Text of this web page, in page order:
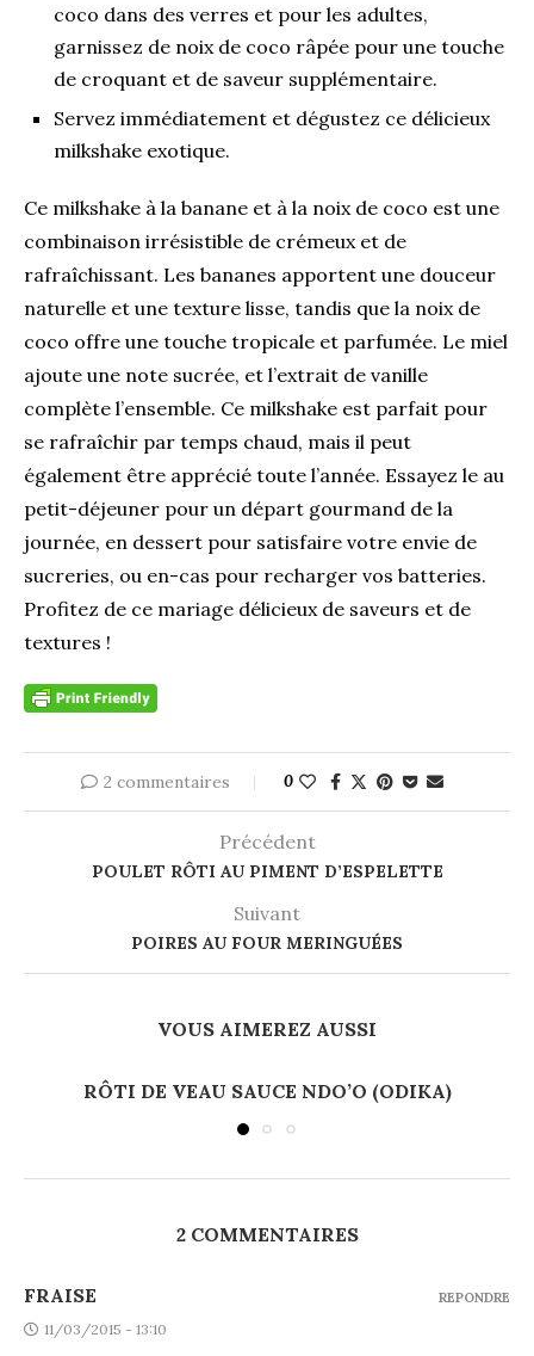
coco dans des verres et pour les adultes,
garnissez de noix de coco râpée pour une touche
de croquant et de saveur supplémentaire.
Servez immédiatement et dégustez ce délicieux
milkshake exotique.
Ce milkshake à la banane et à la noix de coco est une
combinaison irrésistible de crémeux et de
rafraîchissant. Les bananes apportent une douceur
naturelle et une texture lisse, tandis que la noix de
coco offre une touche tropicale et parfumée. Le miel
ajoute une note sucrée, et l’extrait de vanille
complète l’ensemble. Ce milkshake est parfait pour
se rafraîchir par temps chaud, mais il peut
également être apprécié toute l’année. Essayez le au
petit-déjeuner pour un départ gourmand de la
journée, en dessert pour satisfaire votre envie de
sucreries, ou en-cas pour recharger vos batteries.
Profitez de ce mariage délicieux de saveurs et de
textures !
2 commentaires 0
Précédent
POULET RÔTI AU PIMENT D’ESPELETTE
Suivant
POIRES AU FOUR MERINGUÉES
VOUS AIMEREZ AUSSI
RÔTI DE VEAU SAUCE NDO’O (ODIKA)
2 COMMENTAIRES
FRAISE
11/03/2015 - 13:10
REPONDRE